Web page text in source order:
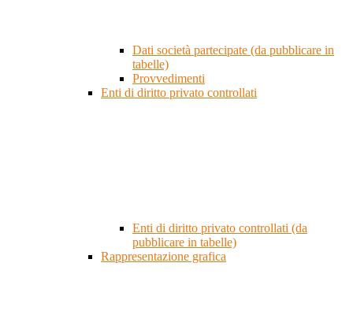
Dati società partecipate (da pubblicare in
tabelle)
Provvedimenti
Enti di diritto privato controllati
Enti di diritto privato controllati (da
pubblicare in tabelle)
Rappresentazione grafica